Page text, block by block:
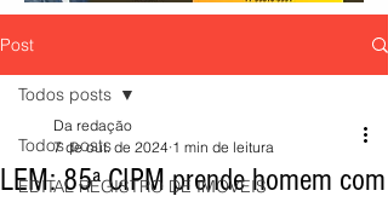
Post
Todos posts
EDITAL REGISTRO DE IMÓVEIS
Todos posts
LEM: 85ª CIPM prende homem com
Da redação
7 de out. de 2024 1 min de leitura